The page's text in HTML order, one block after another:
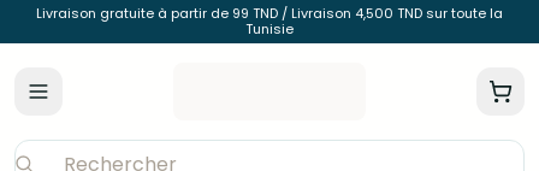
Livraison gratuite à partir de 99 TND / Livraison 4,500 TND sur toute la
Tunisie